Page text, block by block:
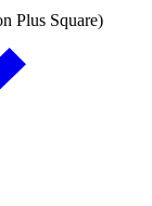
Plus Square)